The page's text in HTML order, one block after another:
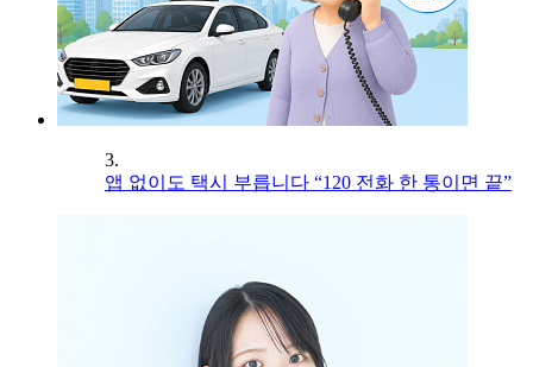
3.
앱 없이도 택시 부릅니다 “120 전화 한 통이면 끝”